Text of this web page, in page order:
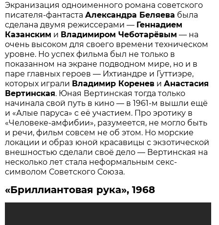
Экранизация одноименного романа советского
писателя-фантастаАлександра Беляева была
сделана двумя режиссерами — Геннадием
Казанским и Владимиром Чеботарёвым — на
очень высоком для своего времени техническом
уровне. Но успех фильма был не только в
показанном на экране подводном мире, но и в
паре главных героев — Ихтиандре и Гуттиэре,
которых играли Владимир Коренев иАнастасия
Вертинская. Юная Вертинская тогда только
начинала свой путь в кино — в 1961-м вышли ещё
и «Алые паруса» с её участием. Про эротику в
«Человеке-амфибии», разумеется, не могло быть
и речи, фильм совсем не об этом. Но морские
локации и образ юной красавицы с экзотической
внешностью сделали своё дело — Вертинская на
несколько лет стала неформальным секс-
символом Советского Союза.
«Бриллиантовая рука», 1968